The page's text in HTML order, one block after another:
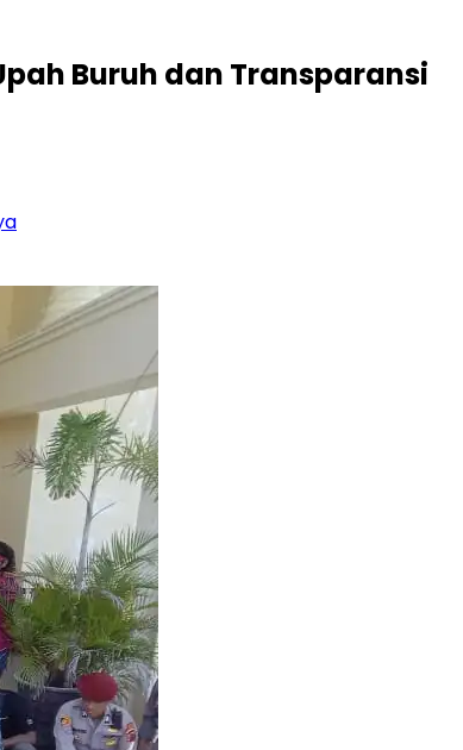
Buruh dan Transparansi